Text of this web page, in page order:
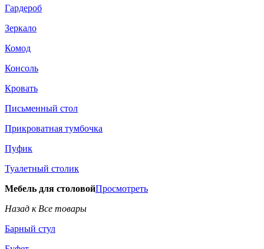
Гардероб
Зеркало
Комод
Консоль
Кровать
Письменный стол
Прикроватная тумбочка
Пуфик
Туалетный столик
Мебель для столовойПросмотреть
Назад к Все товары
Барный стул